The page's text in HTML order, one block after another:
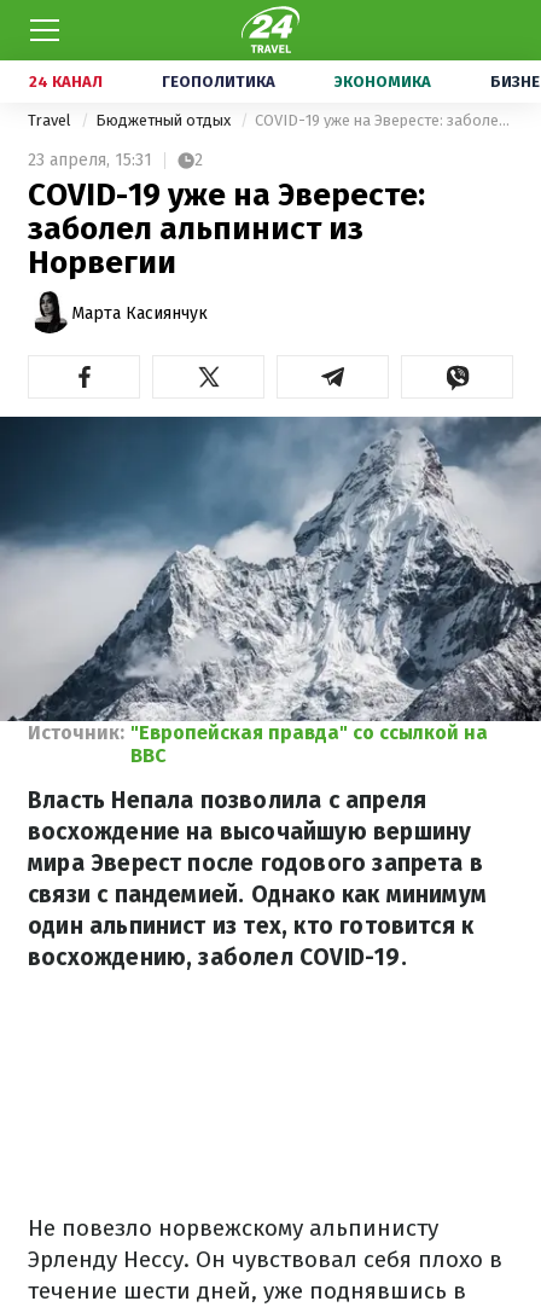
24 КАНАЛ ГЕОПОЛИТИКА ЭКОНОМИКА
Travel Бюджетный отдых COVID-19 уже на Эвересте: заболел альпинист из Норвегии
23 апреля, 15:31 2
COVID-19 уже на Эвересте:
заболел альпинист из
Норвегии
Марта Касиянчук
Источник: "Европейская правда" со ссылкой на
BBC
Власть Непала позволила с апреля
восхождение на высочайшую вершину
мира Эверест после годового запрета в
связи с пандемией. Однако как минимум
один альпинист из тех, кто готовится к
восхождению, заболел COVID-19.
Не повезло норвежскому альпинисту
Эрленду Нессу. Он чувствовал себя плохо в
течение шести дней, уже поднявшись в